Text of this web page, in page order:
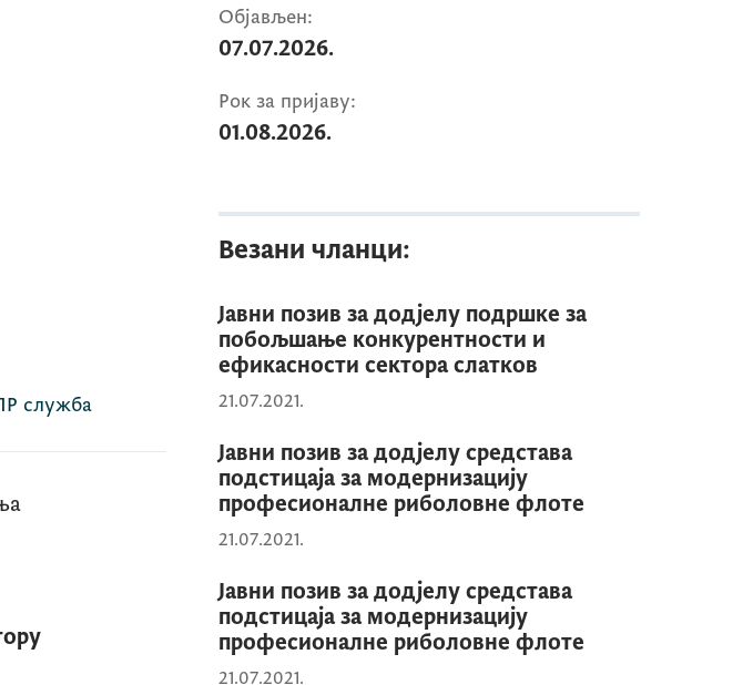
служба
Објављен:
07.07.2026.
Рок за пријаву:
01.08.2026.
Везани чланци:
Јавни позив за додјелу подршке за
побољшање конкурентности и
ефикасности сектора слатков
21.07.2021.
Јавни позив за додјелу средстава
подстицаја за модернизацију
професионалне риболовне флоте
21.07.2021.
Јавни позив за додјелу средстава
подстицаја за модернизацију
професионалне риболовне флоте
21.07.2021.